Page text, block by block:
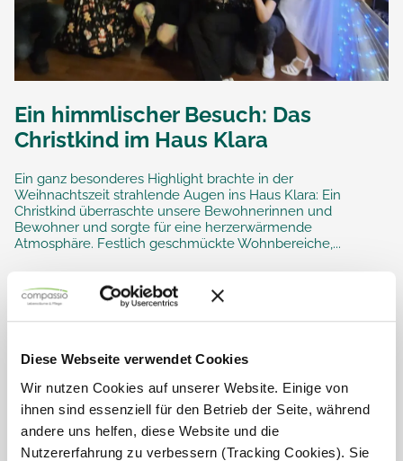
Diese Webseite verwendet Cookies
Wir nutzen Cookies auf unserer Website. Einige von
ihnen sind essenziell für den Betrieb der Seite, während
andere uns helfen, diese Website und die
Nutzererfahrung zu verbessern (Tracking Cookies). Sie
Ein himmlischer Besuch: Das
Christkind im Haus Klara
Ein ganz besonderes Highlight brachte in der
Weihnachtszeit strahlende Augen ins Haus Klara: Ein
Christkind überraschte unsere Bewohnerinnen und
Bewohner und sorgte für eine herzerwärmende
Atmosphäre. Festlich geschmückte Wohnbereiche,...